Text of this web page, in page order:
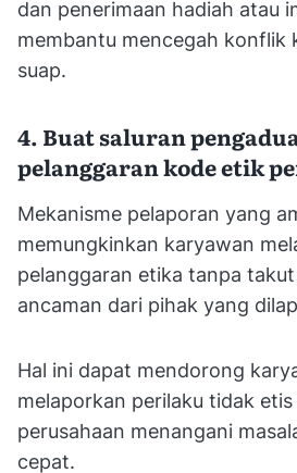
dan penerimaan hadiah atau
membantu mencegah konflik
suap.
4. Buat saluran
pelanggaran kode etik
Mekanisme pelaporan yang
memungkinkan karyawan
pelanggaran etika tanpa
ancaman dari pihak yang
Hal ini dapat mendorong
melaporkan perilaku tidak
perusahaan menangani
cepat.